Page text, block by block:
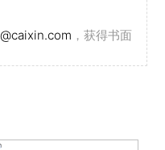
，获得书面